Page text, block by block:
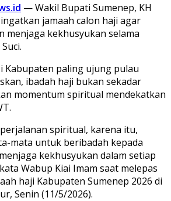
— Wakil Bupati Sumenep, KH
jamaah calon haji agar
menjaga kekhusyukan selama
Kabupaten paling ujung pulau
ibadah haji bukan sekadar
momentum spiritual mendekatkan
spiritual, karena itu,
mata untuk beribadah kepada
kekhusyukan dalam setiap
Wabup Kiai Imam saat melepas
haji Kabupaten Sumenep 2026 di
Senin (11/5/2026).